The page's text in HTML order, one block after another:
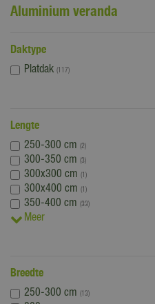
Aluminium veranda
Daktype
Platdak (117)
Lengte
250-300 cm (2)
300-350 cm (3)
300x300 cm (1)
300x400 cm (1)
350-400 cm (33)
Meer
Breedte
250-300 cm (13)